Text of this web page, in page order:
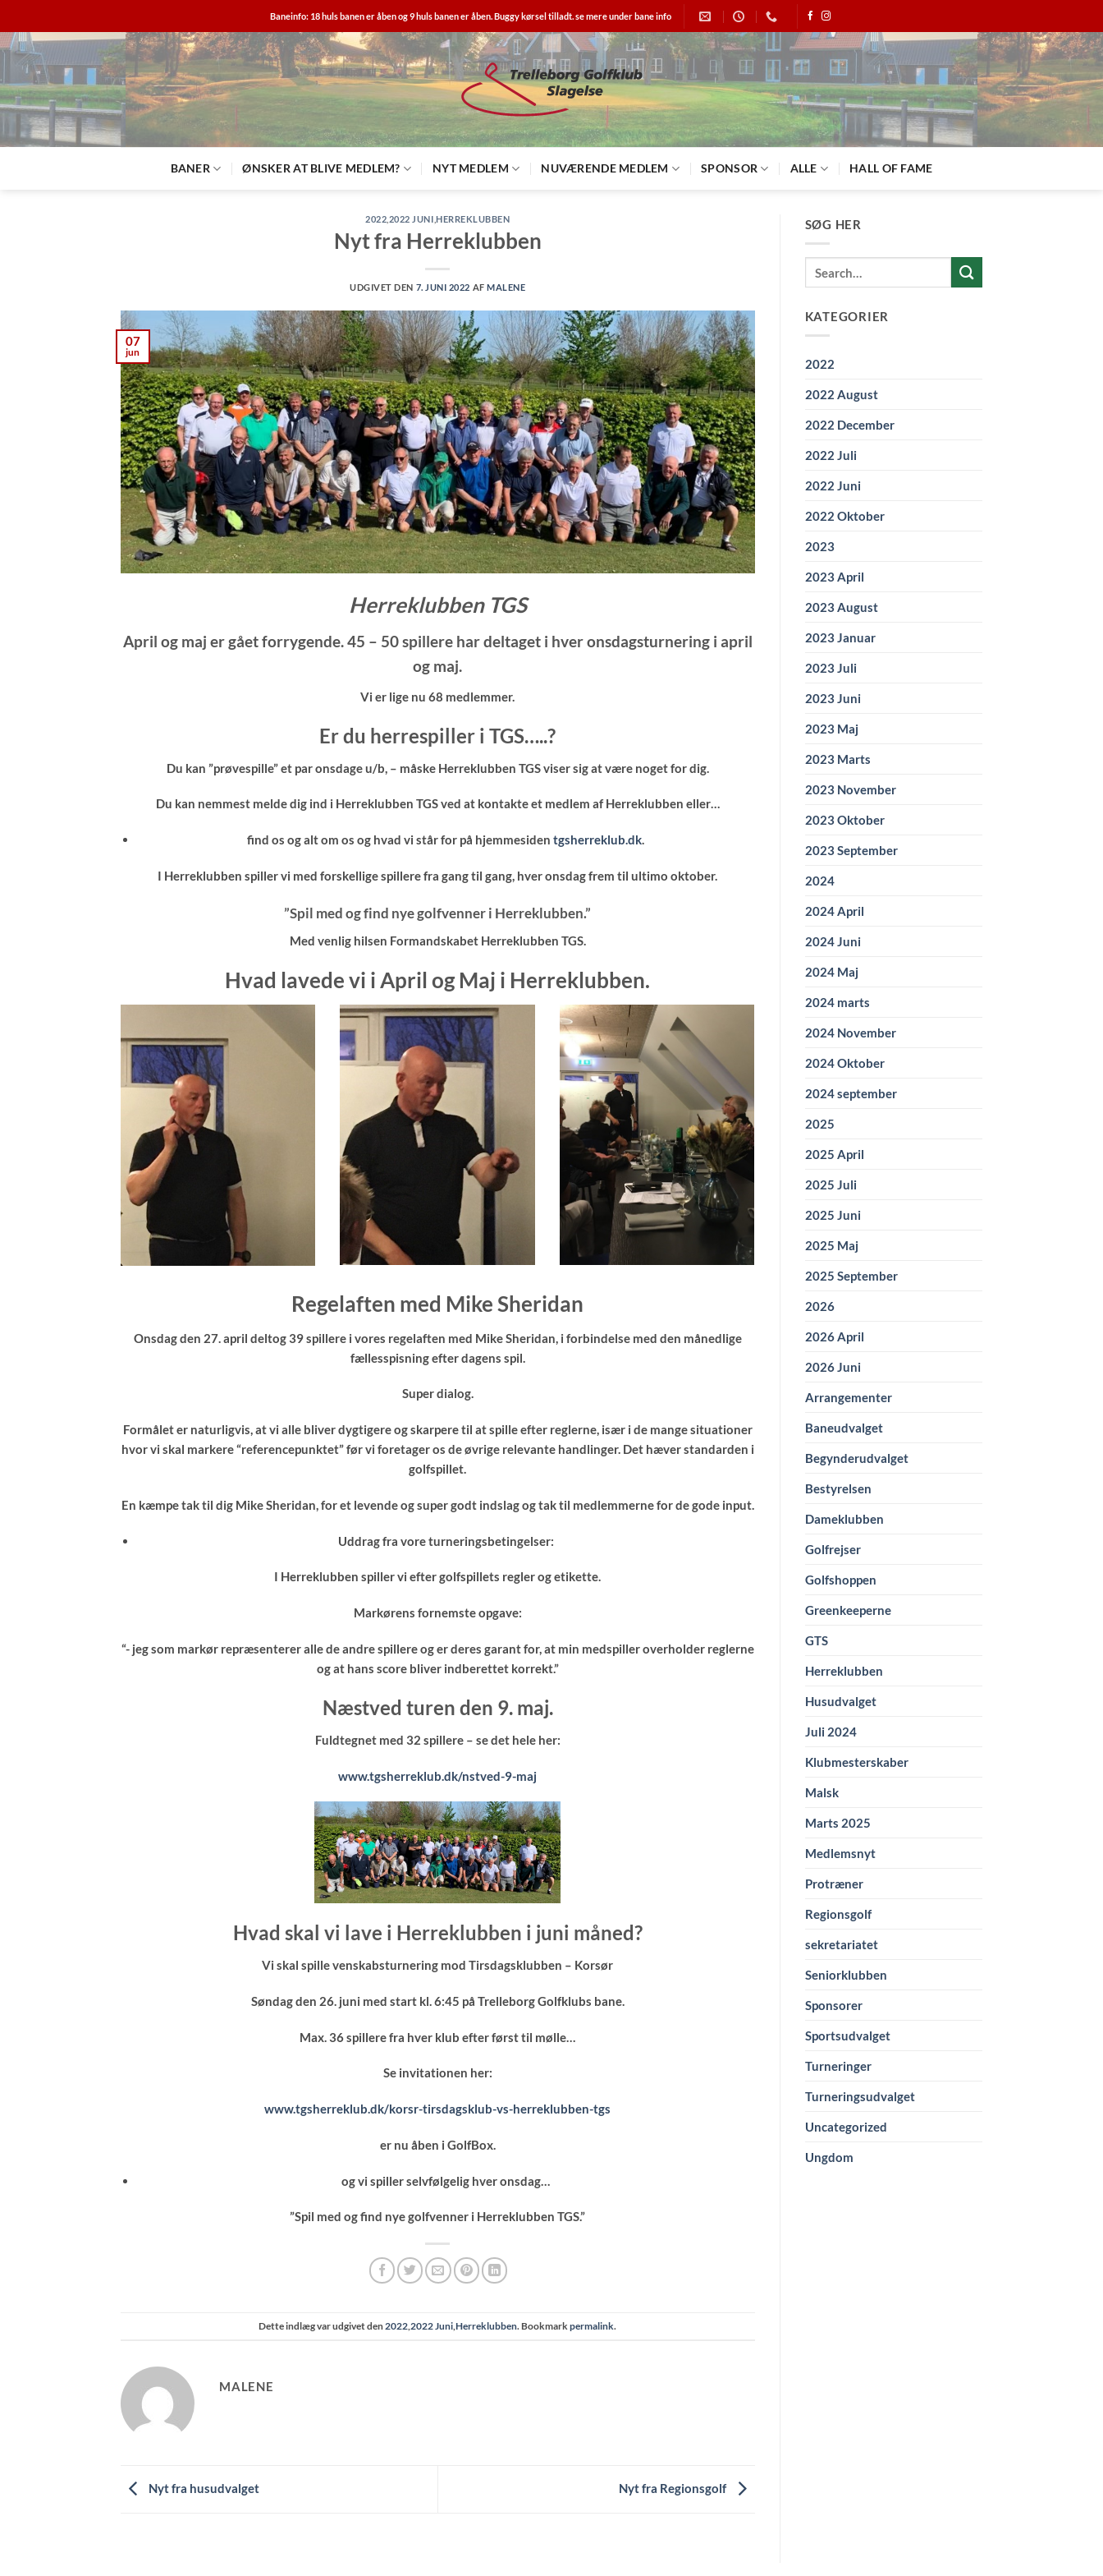
til
indhold
Baneinfo: 18 huls banen er åben og 9 huls banen er åben. Buggy kørsel tilladt. se mere under bane info
BANER ØNSKER AT BLIVE MEDLEM? NYT MEDLEM NUVÆRENDE MEDLEM SPONSOR ALLE HALL OF FAME
2022 2022 JUNI ,HERREKLUBBEN
Nyt fra Herreklubben
UDGIVET DEN 7. JUNI 2022 AFMALENE
07
jun
Herreklubben TGS
April og maj er gået forrygende. 45 – 50 spillere har deltaget i hver onsdagsturnering i april
og maj.
Vi er lige nu 68 medlemmer.
Er du herrespiller i TGS…..?
Du kan ”prøvespille” et par onsdage u/b, – måske Herreklubben TGS viser sig at være noget for dig.
Du kan nemmest melde dig ind i Herreklubben TGS ved at kontakte et medlem af Herreklubben eller…
find os og alt om os og hvad vi står for på hjemmesidentgsherreklub.dk.
I Herreklubben spiller vi med forskellige spillere fra gang til gang, hver onsdag frem til ultimo oktober.
”Spil med og find nye golfvenner i Herreklubben.”
Med venlig hilsen Formandskabet Herreklubben TGS.
Hvad lavede vi i April og Maj i Herreklubben.
Regelaften med Mike Sheridan
Onsdag den 27. april deltog 39 spillere i vores regelaften med Mike Sheridan, i forbindelse med den månedlige
fællesspisning efter dagens spil.
Super dialog.
Formålet er naturligvis, at vi alle bliver dygtigere og skarpere til at spille efter reglerne, især i de mange situationer
hvor vi skal markere “referencepunktet” før vi foretager os de øvrige relevante handlinger. Det hæver standarden i
golfspillet.
En kæmpe tak til dig Mike Sheridan, for et levende og super godt indslag og tak til medlemmerne for de gode input.
Uddrag fra vore turneringsbetingelser:
I Herreklubben spiller vi efter golfspillets regler og etikette.
Markørens fornemste opgave:
“- jeg som markør repræsenterer alle de andre spillere og er deres garant for, at min medspiller overholder reglerne
og at hans score bliver indberettet korrekt.”
Næstved turen den 9. maj.
Fuldtegnet med 32 spillere – se det hele her:
www.tgsherreklub.dk/nstved-9-maj
Hvad skal vi lave i Herreklubben i juni måned?
Vi skal spille venskabsturnering mod Tirsdagsklubben – Korsør
Søndag den 26. juni med start kl. 6:45 på Trelleborg Golfklubs bane.
Max. 36 spillere fra hver klub efter først til mølle…
Se invitationen her:
www.tgsherreklub.dk/korsr-tirsdagsklub-vs-herreklubben-tgs
er nu åben i GolfBox.
og vi spiller selvfølgelig hver onsdag…
”Spil med og find nye golfvenner i Herreklubben TGS.”
Dette indlæg var udgivet den2022,2022 Juni,Herreklubben. Bookmarkpermalink.
MALENE
Nyt fra husudvalget Nyt fra Regionsgolf
SØG HER
KATEGORIER
2022
2022 August
2022 December
2022 Juli
2022 Juni
2022 Oktober
2023
2023 April
2023 August
2023 Januar
2023 Juli
2023 Juni
2023 Maj
2023 Marts
2023 November
2023 Oktober
2023 September
2024
2024 April
2024 Juni
2024 Maj
2024 marts
2024 November
2024 Oktober
2024 september
2025
2025 April
2025 Juli
2025 Juni
2025 Maj
2025 September
2026
2026 April
2026 Juni
Arrangementer
Baneudvalget
Begynderudvalget
Bestyrelsen
Dameklubben
Golfrejser
Golfshoppen
Greenkeeperne
GTS
Herreklubben
Husudvalget
Juli 2024
Klubmesterskaber
Malsk
Marts 2025
Medlemsnyt
Protræner
Regionsgolf
sekretariatet
Seniorklubben
Sponsorer
Sportsudvalget
Turneringer
Turneringsudvalget
Uncategorized
Ungdom